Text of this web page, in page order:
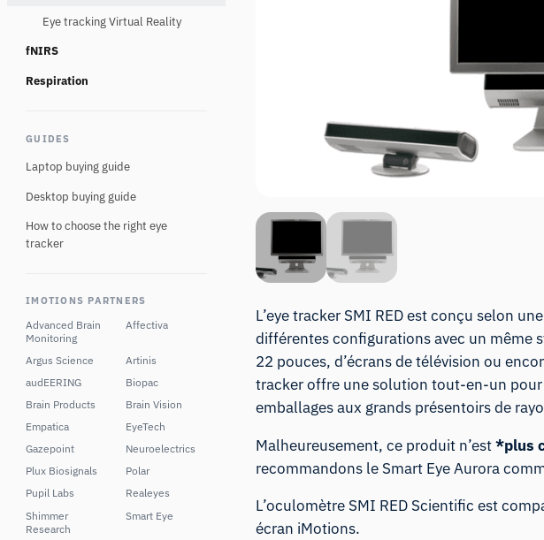
Eye tracking Virtual Reality
fNIRS
Respiration
GUIDES
Laptop buying guide
Desktop buying guide
How to choose the right eye
tracker
IMOTIONS PARTNERS
Advanced Brain
Monitoring
Affectiva
Argus Science
Artinis
audEERING
Biopac
Brain Products
Brain Vision
Empatica
EyeTech
Gazepoint
Neuroelectrics
Plux Biosignals
Polar
Pupil Labs
Realeyes
Shimmer
Research
Smart Eye
L’eye tracker SMI RED est conçu selon
différentes configurations avec un même
22 pouces, d’écrans de télévision ou
tracker offre une solution tout-en-un
emballages aux grands présentoirs de
Malheureusement, ce produit n’est*plus
recommandons le Smart Eye Aurora
L’oculomètre SMI RED Scientific est
écran iMotions.